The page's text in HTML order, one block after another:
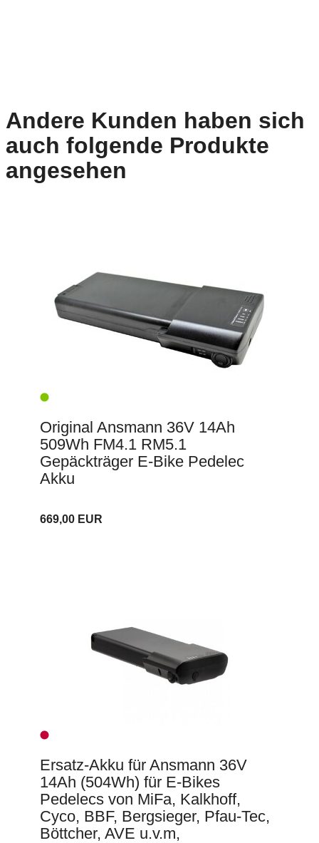
Andere Kunden haben sich
auch folgende Produkte
angesehen
Original Ansmann 36V 14Ah
509Wh FM4.1 RM5.1
Gepäckträger E-Bike Pedelec
Akku
669,00 EUR
Ersatz-Akku für Ansmann 36V
14Ah (504Wh) für E-Bikes
Pedelecs von MiFa, Kalkhoff,
Cyco, BBF, Bergsieger, Pfau-Tec,
Böttcher, AVE u.v.m,